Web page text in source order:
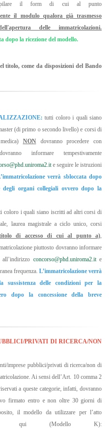
il form di cui al punto
il modulo qualora già trasmesso
delle immatricolazioni.
dopo la ricezione del modello.
titolo, come da disposizioni del Bando
tutti coloro i quali siano
(di primo o secondo livello) e corsi di
NONdovranno procedere con
informare tempestivamente
e seguire le istruzioni
verrà sbloccata dopo
degli organi collegiali ovvero dopo la
coloro i quali siano iscritti ad altri corsi di
laurea magistrale a ciclo unico, corsi
di accesso di cui al punto a),
piuttosto dovranno informare
all’indirizzo concorso@phd.uniroma2.ite
frequenza. L’immatricolazione verrà
sussistenza delle condizioni per la
dopo la concessione della breve
PRIVATI DI RICERCA/NON
imprese pubblici/privati di ricerca/non di
Ai sensi dell’Art. 10 comma 2
a queste categorie, infatti, dovranno
firmato entro e non oltre 30 giorni di
il modello da utilizzare per l’atto
qui (Modello K):